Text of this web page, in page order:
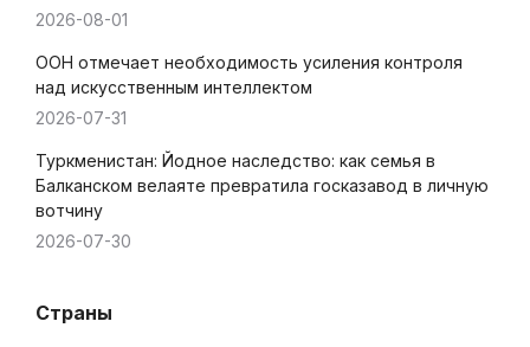
2026-08-01
ООН отмечает необходимость усиления контроля
над искусственным интеллектом
2026-07-31
Туркменистан: Йодное наследство: как семья в
Балканском велаяте превратила госказавод в личную
вотчину
2026-07-30
Страны